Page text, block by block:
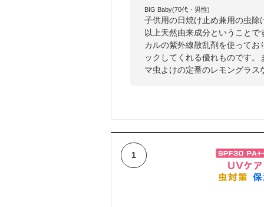
BIG Baby(70代・男性)
子供用の日焼け止め兼用の虫
以上天然由来成分ということ
カルの紫外線散乱剤を使って
ックしてくれる優れものです
マ虫よけの定番のレモングラ
1